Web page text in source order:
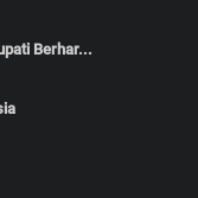
Berhar...